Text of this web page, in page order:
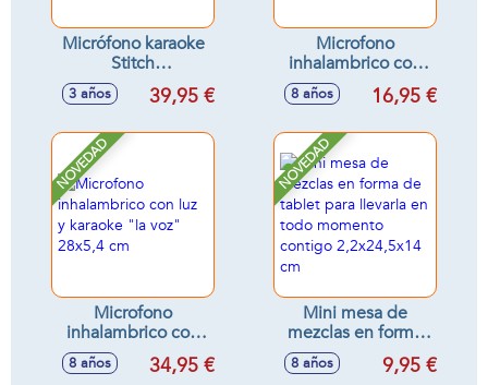
Micrófono karaoke
Stitch
Bluetooth/inalámbrico
con sonido y luz
3 años 39,95 €
Microfono
inhalambrico con
karaoke 22x6,5 cm
8 años 16,95 €
NOVEDAD
Microfono
inhalambrico con
luz y karaoke "la
voz" 28x5,4 cm
8 años 34,95 €
NOVEDAD
Mini mesa de
mezclas en forma
de tablet para
llevarla en todo
8 años 9,95 €